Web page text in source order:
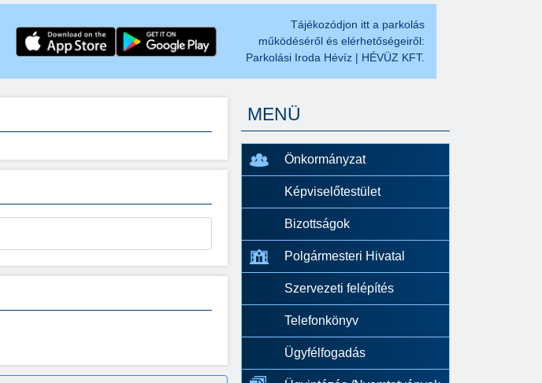
Tájékozódjon itt a parkolás
működéséről és elérhetőségeiről:
Parkolási Iroda Hévíz | HÉVÜZ KFT.
MENÜ
Önkormányzat
Képviselőtestület
Bizottságok
Polgármesteri Hivatal
Szervezeti felépítés
Telefonkönyv
Ügyfélfogadás